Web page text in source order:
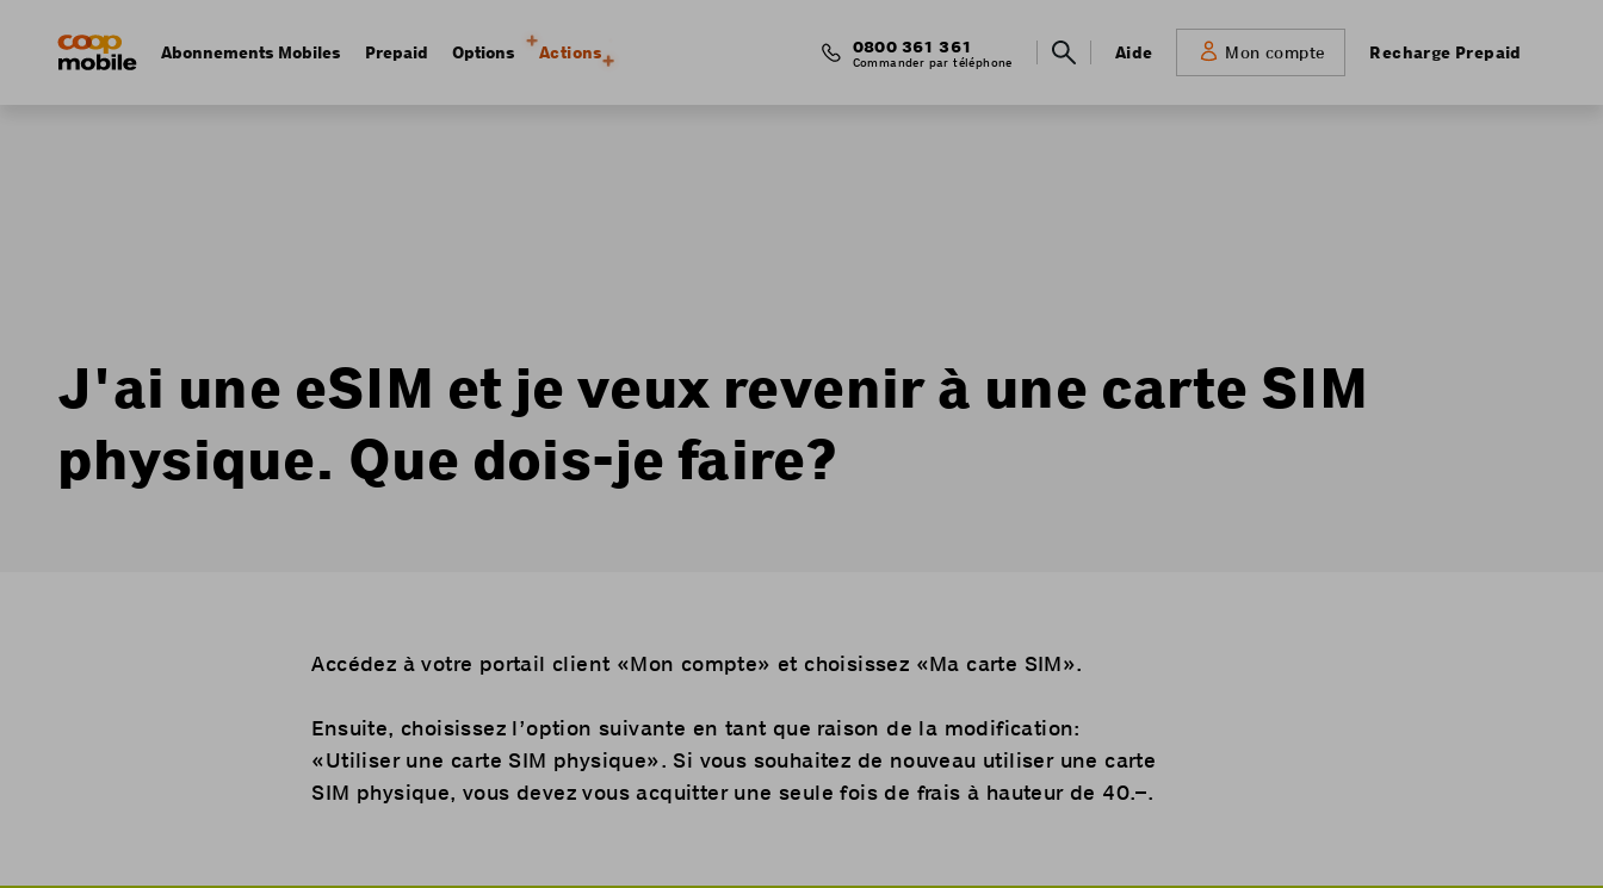
Navigation
principale
Abonnements Mobiles Prepaid Options Actions 0800 361 361
Commander par téléphone
navigation
Aide Mon compte Recharge Prepaid
J'ai une eSIM et je veux revenir à une carte SIM
physique. Que dois-je faire?
Accédez à votre portail client «Mon compte» et choisissez «Ma carte SIM».
Ensuite, choisissez l’option suivante en tant que raison de la modification:
«Utiliser une carte SIM physique». Si vous souhaitez de nouveau utiliser une carte
SIM physique, vous devez vous acquitter une seule fois de frais à hauteur de 40.–.